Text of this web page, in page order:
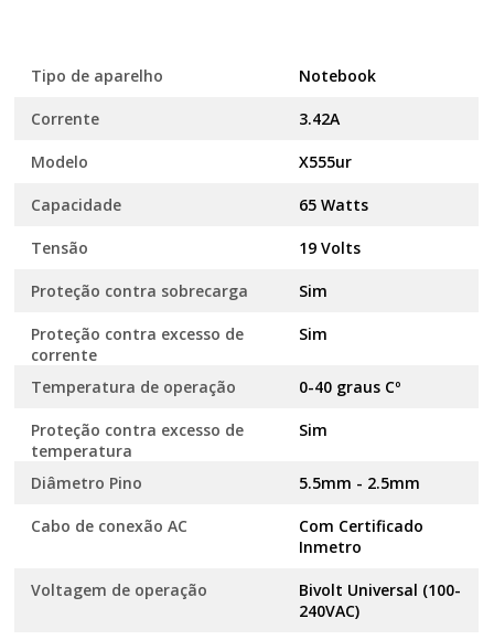
Tipo de aparelho Notebook
Corrente 3.42A
Modelo X555ur
Capacidade 65 Watts
Tensão 19 Volts
Proteção contra sobrecarga Sim
Proteção contra excesso de
corrente
Sim
Temperatura de operação 0-40 graus Cº
Proteção contra excesso de
temperatura
Sim
Diâmetro Pino 5.5mm - 2.5mm
Cabo de conexão AC
Com Certificado
Inmetro
Voltagem de operação
Bivolt Universal (100-
240VAC)